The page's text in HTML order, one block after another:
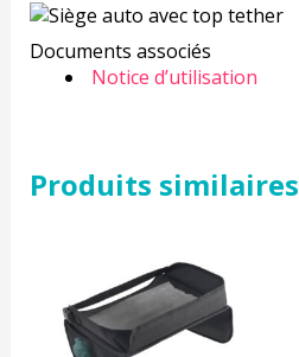
Documents associés
Notice d’utilisation
Produits similaires